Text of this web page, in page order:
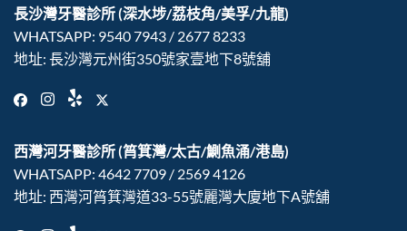
長沙灣牙醫診所(深水埗/荔枝角/美孚/九龍)
WHATSAPP: 9540‍ 7943 / 2677‍ 8233
地址: 長沙灣元州街350號家壹地下8號舖
西灣河牙醫診所(筲箕灣/太古/鰂魚涌/港島)
WHATSAPP: 4642‍ 7709 / 2569‍ 4126
地址: 西灣河筲箕灣道33-55號麗灣大廈地下A號舖